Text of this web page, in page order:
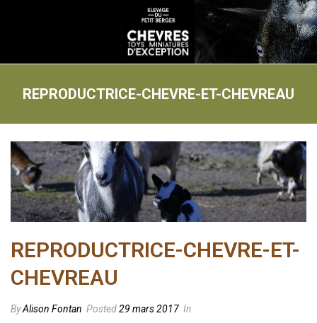
REPRODUCTRICE-CHEVRE-ET-CHEVREAU
REPRODUCTRICE-CHEVRE-ET-
CHEVREAU
ByAlison Fontan Posted29 mars 2017 In